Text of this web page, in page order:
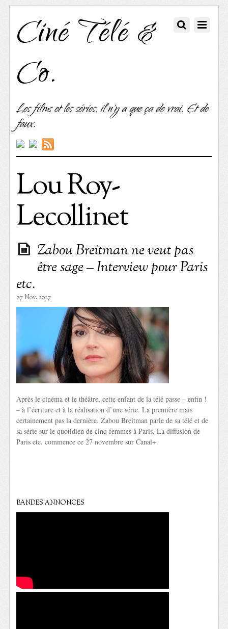
Ciné Télé &
Co.
Les films et les séries, il n'y a que ça de vrai. Et de
faux.
Lou Roy-
Lecollinet
Zabou Breitman ne veut pas
être sage – Interview pour Paris
etc.
27 Nov. 2017
Après le cinéma et le théâtre, cette enfant de la télé passe – enfin !
– à l’écriture et à la réalisation d’une série. La première mais
certainement pas la dernière. Zabou Breitman parle de sa télé et de
sa série sur le quotidien de cinq femmes à Paris. La diffusion de
Paris etc. commence ce 27 novembre sur Canal+.
BANDES ANNONCES